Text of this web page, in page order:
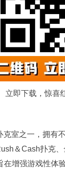
立即下载，惊喜
室之一，拥有
＆Cash扑克
在增强游戏性体